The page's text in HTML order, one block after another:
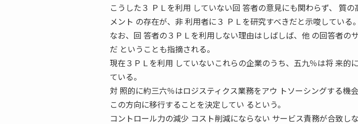
こうした３ ＰＬを利用 していない回 答者の意見にも関わらず、 質
メント の存在が、非 利用者に３ ＰＬを研究すべきだと示唆している。
なお、回 答者の３ＰＬを利用しない理由はしばしば、他 の回答者の
だ ということも指摘される。
現在３ＰＬを利用 していないこれらの企業のうち、五九％は将 来的
ている。
対 照的に約三六％はロジスティクス業務をアウ トソーシングする機
この方向に移行することを決定してい るという。
コントロール力の減少 コスト削減にならない サービス責務が合致し